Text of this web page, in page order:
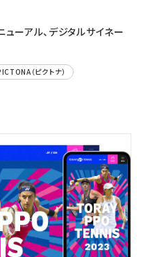
ューアル、デジタルサイネー
（ピクトナ）